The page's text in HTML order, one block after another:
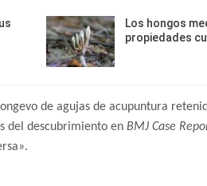
Los hongos
propiedades
de agujas de acupuntura
del descubrimiento en BMJ Case